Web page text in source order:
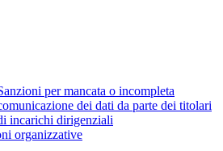
per mancata o incompleta
dei dati da parte dei titolari
incarichi dirigenziali
organizzative